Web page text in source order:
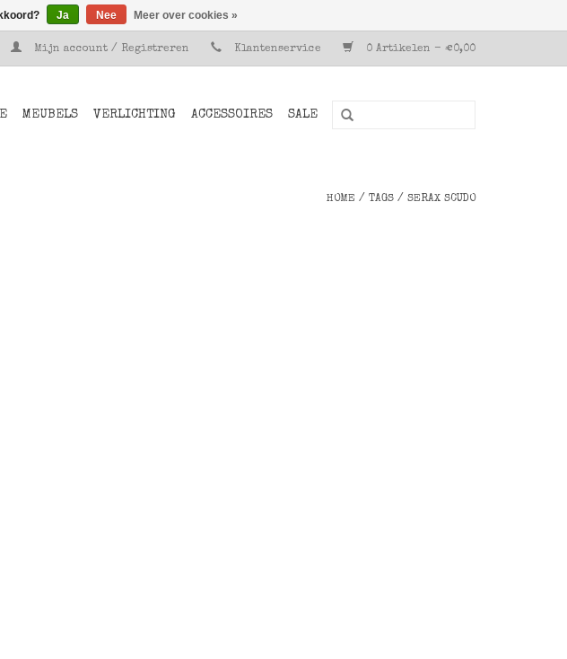
Mijn account / Registreren Klantenservice 0 Artikelen - €0,00
MEUBELS VERLICHTING ACCESSOIRES SALE
HOME / TAGS / SERAX SCUDO
Ja Nee Meer over cookies »